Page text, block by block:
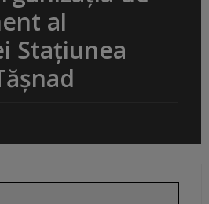
al
Stațiunea